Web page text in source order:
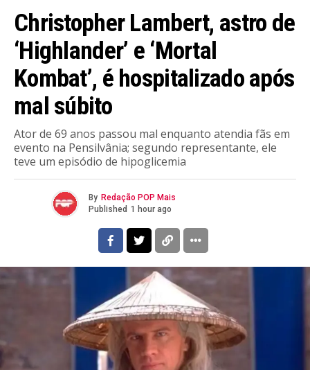
Christopher Lambert, astro de
‘Highlander’ e ‘Mortal
Kombat’, é hospitalizado após
mal súbito
Ator de 69 anos passou mal enquanto atendia fãs em
evento na Pensilvânia; segundo representante, ele
teve um episódio de hipoglicemia
By Redação POP Mais
Published 1 hour ago